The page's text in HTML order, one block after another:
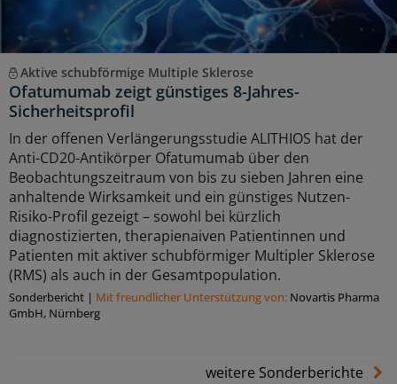
Aktive schubförmige Multiple Sklerose
Ofatumumab zeigt günstiges 8-Jahres-
Sicherheitsprofil
In der offenen Verlängerungsstudie ALITHIOS hat der
Anti-CD20-Antikörper Ofatumumab über den
Beobachtungszeitraum von bis zu sieben Jahren eine
anhaltende Wirksamkeit und ein günstiges Nutzen-
Risiko-Profil gezeigt – sowohl bei kürzlich
diagnostizierten, therapienaiven Patientinnen und
Patienten mit aktiver schubförmiger Multipler Sklerose
(RMS) als auch in der Gesamtpopulation.
Sonderbericht | Mit freundlicher Unterstützung von: Novartis Pharma
GmbH, Nürnberg
weitere Sonderberichte